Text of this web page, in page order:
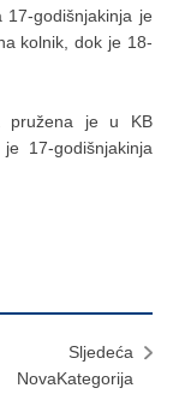
godišnjakinja je
kolnik, dok je 18-
pružena je u KB
17-godišnjakinja
Sljedeća
NovaKategorija